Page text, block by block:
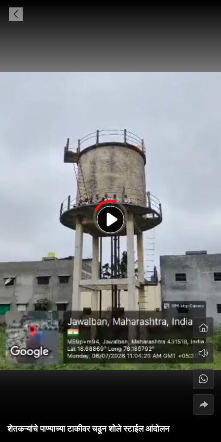
शेतकऱ्यांचे पाण्याच्या टाकीवर चढून शोले स्टाईल आंदोलन